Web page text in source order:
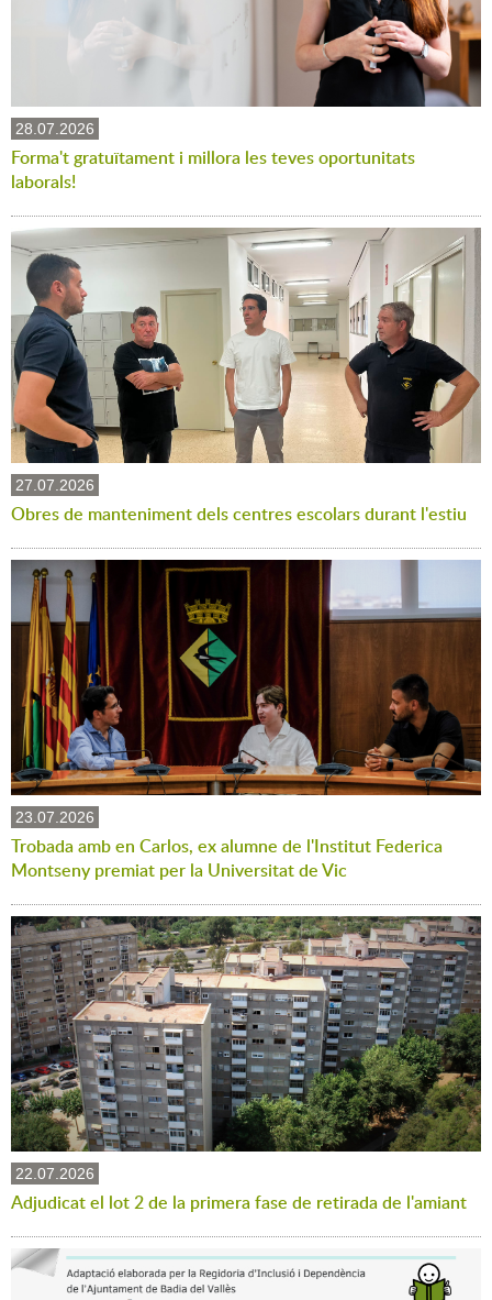
28.07.2026
Forma't gratuïtament i millora les teves oportunitats
laborals!
27.07.2026
Obres de manteniment dels centres escolars durant l'estiu
23.07.2026
Trobada amb en Carlos, ex alumne de l'Institut Federica
Montseny premiat per la Universitat de Vic
22.07.2026
Adjudicat el lot 2 de la primera fase de retirada de l'amiant